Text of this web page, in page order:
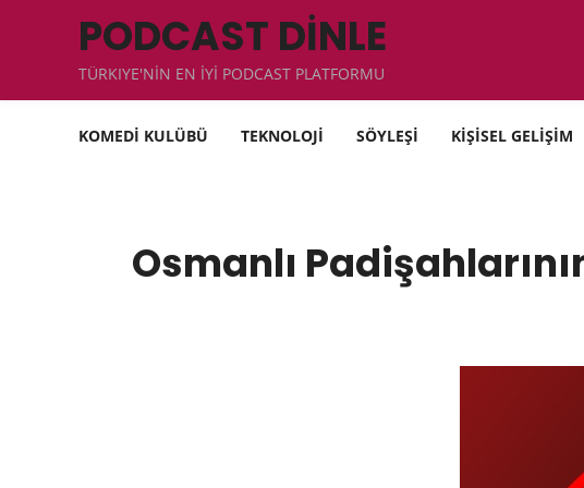
PODCAST DİNLE
TÜRKIYE'NİN EN İYİ PODCAST PLATFORMU
KOMEDİ KULÜBÜ TEKNOLOJİ SÖYLEŞİ KİŞİSEL GELİŞİM
Osmanlı